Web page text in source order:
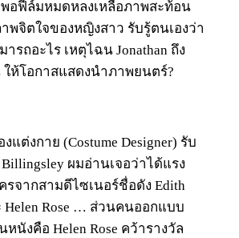
อฟีล์มหมดหลงเหลือภาพสะท้อน
พจิตใจของหญิงสาว รับรู้ตนเองว่า
รถอะไร เหตุไฉน Jonathan ถึง
ห้โอกาสแสดงนำภาพยนตร์?
แต่งกาย (Costume Designer) รับ
ผมอ่านเจอว่าได้แรง
จากสามดีไซเนอร์ชื่อดัง Edith
Helen Rose … ส่วนคนออกแบบ
หนังคือ Helen Rose คว้ารางวัล